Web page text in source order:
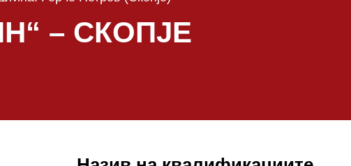
– СКОПЈЕ